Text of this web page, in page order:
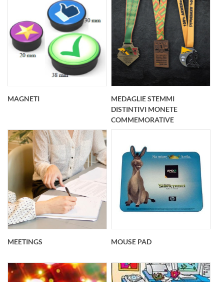
MAGNETI
MEDAGLIE STEMMI
DISTINTIVI MONETE
COMMEMORATIVE
MEETINGS MOUSE PAD